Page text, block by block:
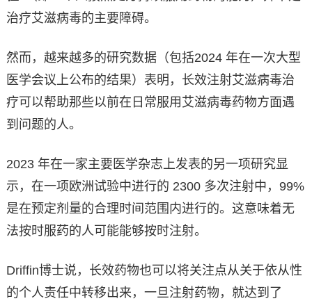
治疗艾滋病毒的主要障碍。
然而，越来越多的研究数据（包括2024 年在一次大型
医学会议上公布的结果）表明，长效注射艾滋病毒治
疗可以帮助那些以前在日常服用艾滋病毒药物方面遇
到问题的人。
2023 年在一家主要医学杂志上发表的另一项研究显
示，在一项欧洲试验中进行的 2300 多次注射中，99%
是在预定剂量的合理时间范围内进行的。这意味着无
法按时服药的人可能能够按时注射。
Driffin博士说，长效药物也可以将关注点从关于依从性
的个人责任中转移出来，一旦注射药物，就达到了